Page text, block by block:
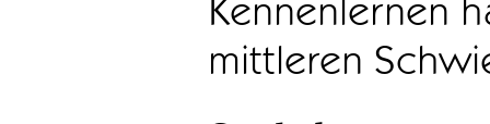
Kennenlernen
mittleren